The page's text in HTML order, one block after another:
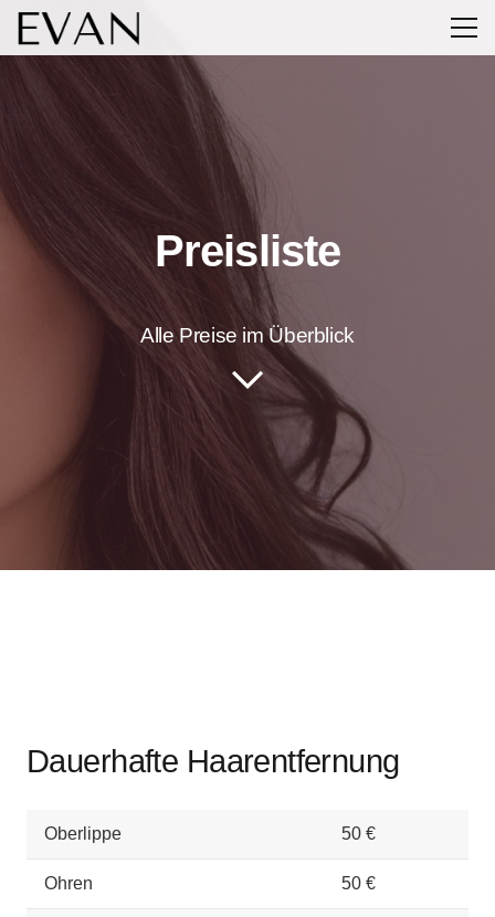
Preisliste
Alle Preise im Überblick
Dauerhafte Haarentfernung
Oberlippe 50 €
Ohren 50 €